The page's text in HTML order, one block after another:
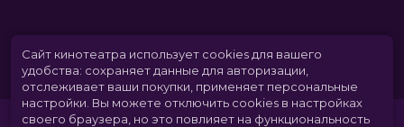
Сайт кинотеатра использует cookies для вашего
удобства: сохраняет данные для авторизации,
отслеживает ваши покупки, применяет персональные
настройки. Вы можете отключить cookies в настройках
своего браузера, но это повлияет на функциональность